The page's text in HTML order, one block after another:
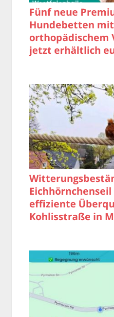
Fünf neue
Hundebetten mit
orthopädischem
jetzt erhältlich
effiziente
Kohlisstraße in